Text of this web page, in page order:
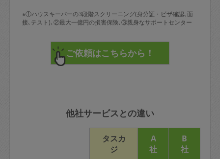
※①ハウスキーパーの3段階スクリーニング(身分証・ビザ確認､面
接､テスト)､②最大一億円の損害保険､③親身なサポートセンター
他社サービスとの違い
タスカ
ジ
A
社
B
社